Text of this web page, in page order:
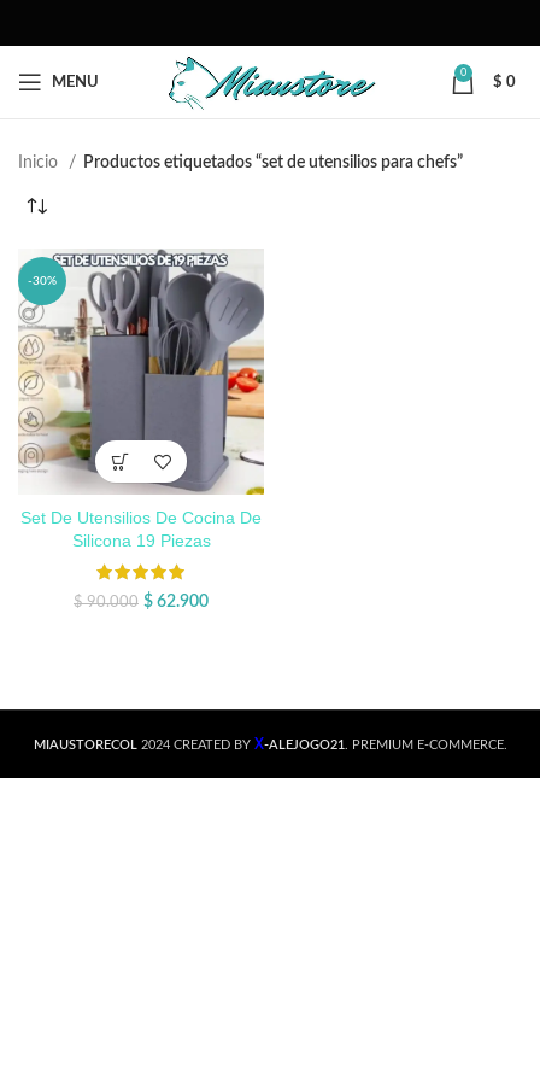
MENU
0
$ 0
Inicio Productos etiquetados “set de utensilios para chefs”
-30%
Set De Utensilios De Cocina De
Silicona 19 Piezas
$90.000 $ 62.900
MIAUSTORECOL 2024 CREATED BY X-ALEJOGO21. PREMIUM E-COMMERCE.